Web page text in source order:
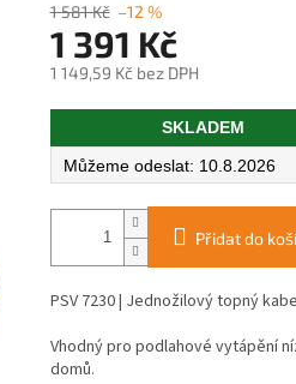
1 581 Kč –12 %
1 391 Kč
1 149,59 Kč bez DPH
Měrná
SKLADEM
10.8.2026
Přidat do
PSV 7230 | Jednožilový topný
Vhodný pro podlahové vytápění
domů.